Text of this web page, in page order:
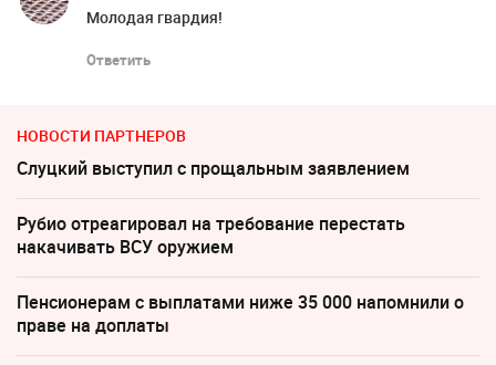
Молодая гвардия!
Ответить
НОВОСТИ ПАРТНЕРОВ
Слуцкий выступил с прощальным заявлением
Рубио отреагировал на требование перестать
накачивать ВСУ оружием
Пенсионерам с выплатами ниже 35 000 напомнили о
праве на доплаты